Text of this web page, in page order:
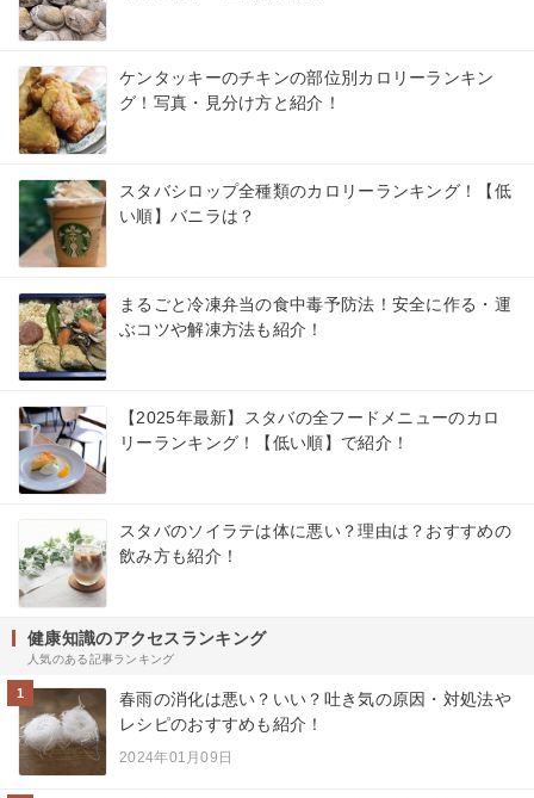
ケンタッキーのチキンの部位別カロリーランキン
グ！写真・見分け方と紹介！
スタバシロップ全種類のカロリーランキング！【低
い順】バニラは？
まるごと冷凍弁当の食中毒予防法！安全に作る・運
ぶコツや解凍方法も紹介！
【2025年最新】スタバの全フードメニューのカロ
リーランキング！【低い順】で紹介！
スタバのソイラテは体に悪い？理由は？おすすめの
飲み方も紹介！
健康知識のアクセスランキング
人気のある記事ランキング
1
春雨の消化は悪い？いい？吐き気の原因・対処法や
レシピのおすすめも紹介！
2024年01月09日